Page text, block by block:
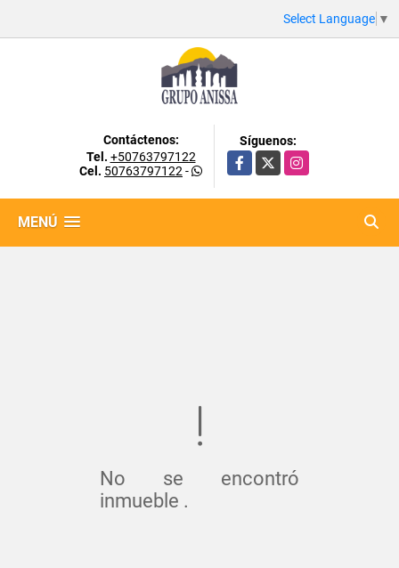
Select Language ▼
Contáctenos:
Tel. +50763797122
Cel. 50763797122 -
Síguenos:
Facebook
X Instagram
MENÚ
No se encontró
inmueble .